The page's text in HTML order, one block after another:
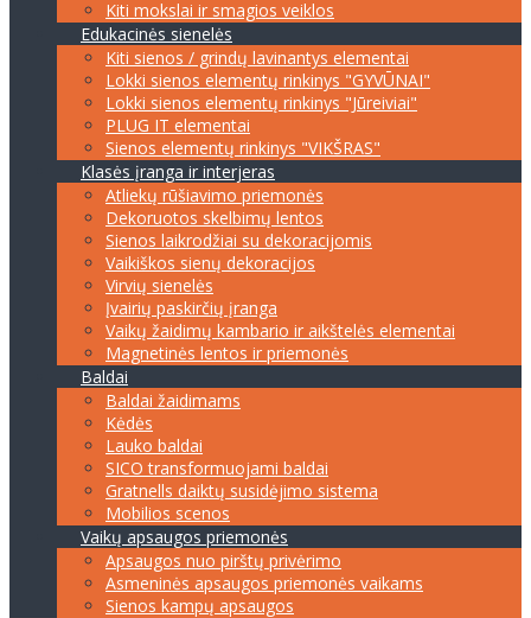
Kiti mokslai ir smagios veiklos
Edukacinės sienelės
Kiti sienos / grindų lavinantys elementai
Lokki sienos elementų rinkinys "GYVŪNAI"
Lokki sienos elementų rinkinys "Jūreiviai"
PLUG IT elementai
Sienos elementų rinkinys "VIKŠRAS"
Klasės įranga ir interjeras
Atliekų rūšiavimo priemonės
Dekoruotos skelbimų lentos
Sienos laikrodžiai su dekoracijomis
Vaikiškos sienų dekoracijos
Virvių sienelės
Įvairių paskirčių įranga
Vaikų žaidimų kambario ir aikštelės elementai
Magnetinės lentos ir priemonės
Baldai
Baldai žaidimams
Kėdės
Lauko baldai
SICO transformuojami baldai
Gratnells daiktų susidėjimo sistema
Mobilios scenos
Vaikų apsaugos priemonės
Apsaugos nuo pirštų privėrimo
Asmeninės apsaugos priemonės vaikams
Sienos kampų apsaugos